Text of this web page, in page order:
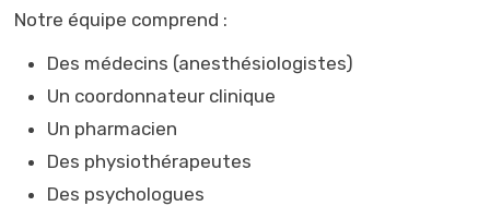
Notre équipe comprend :
Des médecins (anesthésiologistes)
Un coordonnateur clinique
Un pharmacien
Des physiothérapeutes
Des psychologues